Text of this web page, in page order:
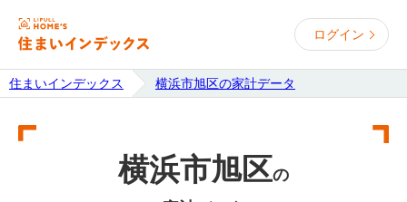
ログイン
住まいインデックス 横浜市旭区の家計データ
横浜市旭区の